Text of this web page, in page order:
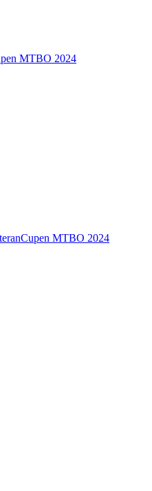
MTBO 2024
MTBO 2024